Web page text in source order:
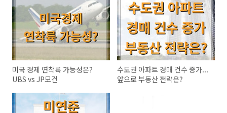
미국 경제 연착륙 가능성은?
UBS vs JP모건
수도권 아파트 경매 건수 증가...
앞으로 부동산 전략은?